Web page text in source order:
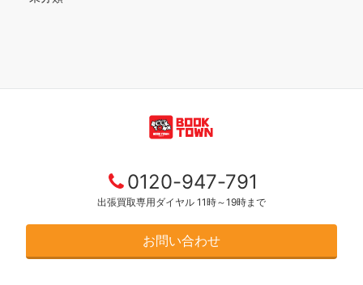
0120-947-791
出張買取専用ダイヤル 11時～19時まで
お問い合わせ